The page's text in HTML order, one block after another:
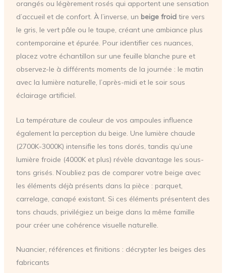
orangés ou légèrement rosés qui apportent une sensation
d’accueil et de confort. À l’inverse, un beige froidtire vers
le gris, le vert pâle ou le taupe, créant une ambiance plus
contemporaine et épurée. Pour identifier ces nuances,
placez votre échantillon sur une feuille blanche pure et
observez-le à différents moments de la journée : le matin
avec la lumière naturelle, l’après-midi et le soir sous
éclairage artificiel.
La température de couleur de vos ampoules influence
également la perception du beige. Une lumière chaude
(2700K-3000K) intensifie les tons dorés, tandis qu’une
lumière froide (4000K et plus) révèle davantage les sous-
tons grisés. N’oubliez pas de comparer votre beige avec
les éléments déjà présents dans la pièce : parquet,
carrelage, canapé existant. Si ces éléments présentent des
tons chauds, privilégiez un beige dans la même famille
pour créer une cohérence visuelle naturelle.
Nuancier, références et finitions : décrypter les beiges des
fabricants